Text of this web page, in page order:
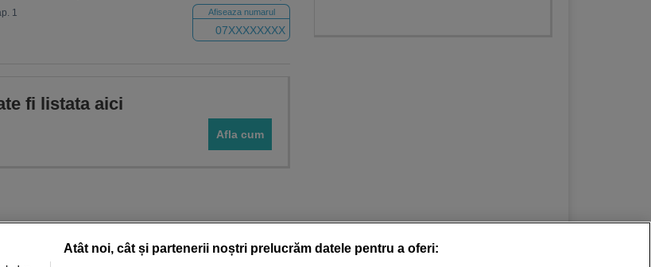
1
Afiseaza numarul
07XXXXXXXX
fi listata aici
Afla cum
Atât noi, cât și partenerii noștri prelucrăm datele pentru a oferi: